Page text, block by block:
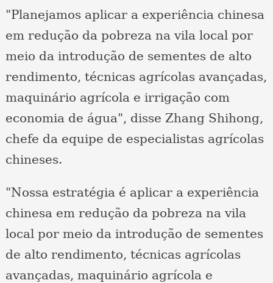
"Planejamos aplicar a experiência chinesa
em redução da pobreza na vila local por
meio da introdução de sementes de alto
rendimento, técnicas agrícolas avançadas,
maquinário agrícola e irrigação com
economia de água", disse Zhang Shihong,
chefe da equipe de especialistas agrícolas
chineses.
"Nossa estratégia é aplicar a experiência
chinesa em redução da pobreza na vila
local por meio da introdução de sementes
de alto rendimento, técnicas agrícolas
avançadas, maquinário agrícola e